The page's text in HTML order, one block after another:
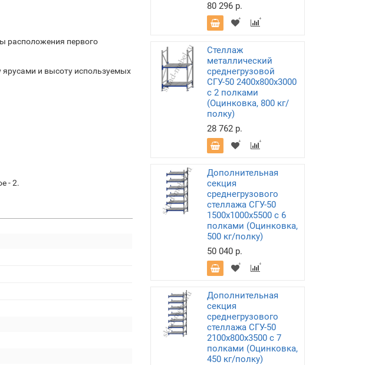
расположения первого
и высоту используемых
- 2.
80 296 р.
Стеллаж
металлический
среднегрузовой
СГУ-50 2400х800х3000
с 2 полками
(Оцинковка, 800 кг/
полку)
28 762 р.
Дополнительная
секция
среднегрузового
стеллажа СГУ-50
1500х1000х5500 с 6
полками (Оцинковка,
500 кг/полку)
50 040 р.
Дополнительная
секция
среднегрузового
стеллажа СГУ-50
2100х800х3500 с 7
полками (Оцинковка,
450 кг/полку)